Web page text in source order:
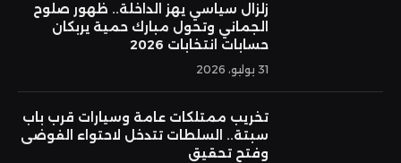
زلزال سياسي يهز الداخلة.. ظهور صلوح
الجماني وتحول مبارك حمية يربكان
حسابات انتخابات 2026
31 يوليو، 2026
تخريب ممتلكات عامة وسيارات قرب باب
سبتة.. السلطات تتدخل لاحتواء الفوضى
وفتح تحقيق